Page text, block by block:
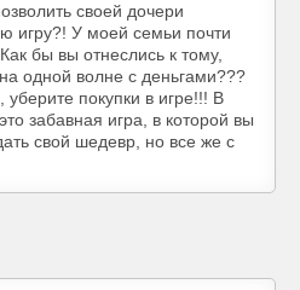
своей дочери
игру?! У моей семьи почти
бы вы отнеслись к тому,
одной волне с деньгами???
уберите покупки в игре!!! В
забавная игра, в которой вы
свой шедевр, но все же с